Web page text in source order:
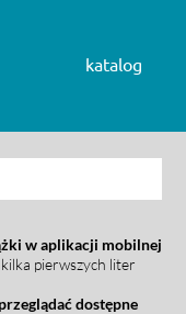
katalog
w aplikacji mobilnej
pierwszych liter
dostępne